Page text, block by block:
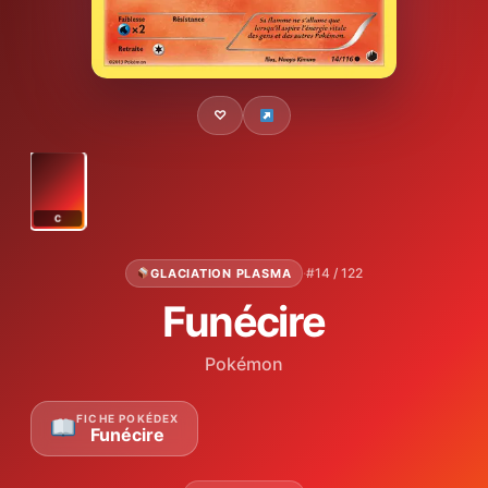
♡
C
GLACIATION PLASMA ·#14 / 122
Funécire
Pokémon
FICHE POKÉDEX
Funécire